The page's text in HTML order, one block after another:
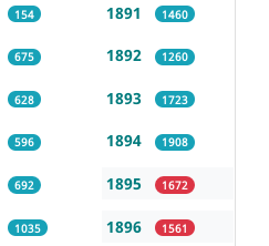
154
675
628
596
692
1035
1891 1460
1892 1260
1893 1723
1894 1908
1895 1672
1896 1561